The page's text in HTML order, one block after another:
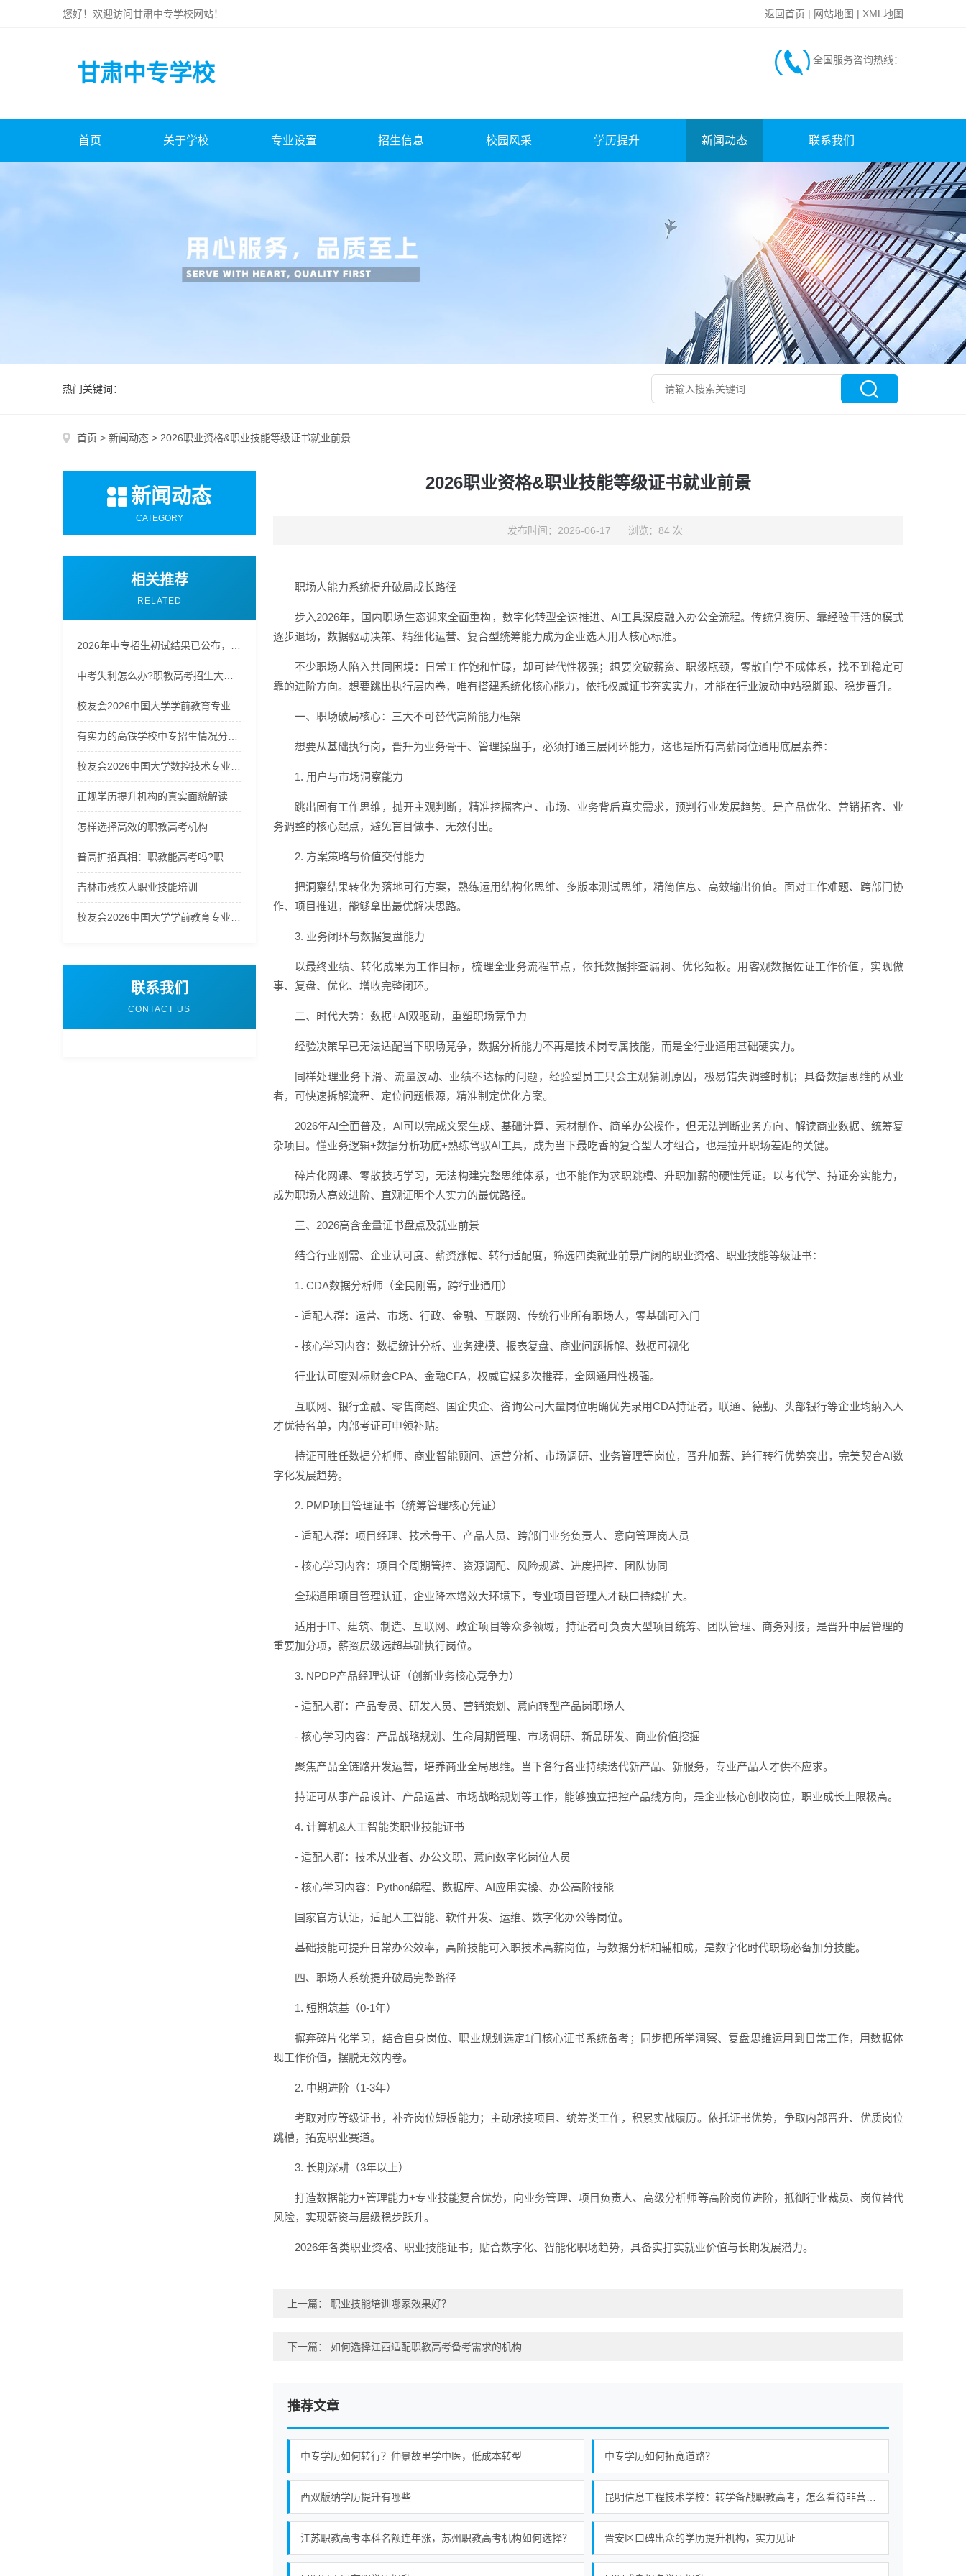
您好！欢迎访问甘肃中专学校网站！ 返回首页 | 网站地图 | XML地图
甘肃中专学校
全国服务咨询热线：
首页 关于学校 专业设置 招生信息 校园风采 学历提升 新闻动态 联系我们
热门关键词：
首页 > 新闻动态 > 2026职业资格&职业技能等级证书就业前景
新闻动态
CATEGORY
相关推荐
RELATED
正规学历提升机构的真实面貌解读
怎样选择高效的职教高考机构
吉林市残疾人职业技能培训
联系我们
CONTACT US
2026职业资格&职业技能等级证书就业前景
发布时间：2026-06-17 浏览：84 次
职场人能力系统提升破局成长路径
步入2026年，国内职场生态迎来全面重构，数字化转型全速推进、AI工具深度融入办公全流程。传统凭资历、靠经验干活的模式
逐步退场，数据驱动决策、精细化运营、复合型统筹能力成为企业选人用人核心标准。
不少职场人陷入共同困境：日常工作饱和忙碌，却可替代性极强；想要突破薪资、职级瓶颈，零散自学不成体系，找不到稳定可
靠的进阶方向。想要跳出执行层内卷，唯有搭建系统化核心能力，依托权威证书夯实实力，才能在行业波动中站稳脚跟、稳步晋升。
一、职场破局核心：三大不可替代高阶能力框架
想要从基础执行岗，晋升为业务骨干、管理操盘手，必须打通三层闭环能力，这也是所有高薪岗位通用底层素养：
1. 用户与市场洞察能力
跳出固有工作思维，抛开主观判断，精准挖掘客户、市场、业务背后真实需求，预判行业发展趋势。是产品优化、营销拓客、业
务调整的核心起点，避免盲目做事、无效付出。
2. 方案策略与价值交付能力
把洞察结果转化为落地可行方案，熟练运用结构化思维、多版本测试思维，精简信息、高效输出价值。面对工作难题、跨部门协
作、项目推进，能够拿出最优解决思路。
3. 业务闭环与数据复盘能力
以最终业绩、转化成果为工作目标，梳理全业务流程节点，依托数据排查漏洞、优化短板。用客观数据佐证工作价值，实现做
事、复盘、优化、增收完整闭环。
二、时代大势：数据+AI双驱动，重塑职场竞争力
经验决策早已无法适配当下职场竞争，数据分析能力不再是技术岗专属技能，而是全行业通用基础硬实力。
同样处理业务下滑、流量波动、业绩不达标的问题，经验型员工只会主观猜测原因，极易错失调整时机；具备数据思维的从业
者，可快速拆解流程、定位问题根源，精准制定优化方案。
2026年AI全面普及，AI可以完成文案生成、基础计算、素材制作、简单办公操作，但无法判断业务方向、解读商业数据、统筹复
杂项目。懂业务逻辑+数据分析功底+熟练驾驭AI工具，成为当下最吃香的复合型人才组合，也是拉开职场差距的关键。
碎片化网课、零散技巧学习，无法构建完整思维体系，也不能作为求职跳槽、升职加薪的硬性凭证。以考代学、持证夯实能力，
成为职场人高效进阶、直观证明个人实力的最优路径。
三、2026高含金量证书盘点及就业前景
结合行业刚需、企业认可度、薪资涨幅、转行适配度，筛选四类就业前景广阔的职业资格、职业技能等级证书：
1. CDA数据分析师（全民刚需，跨行业通用）
- 适配人群：运营、市场、行政、金融、互联网、传统行业所有职场人，零基础可入门
- 核心学习内容：数据统计分析、业务建模、报表复盘、商业问题拆解、数据可视化
行业认可度对标财会CPA、金融CFA，权威官媒多次推荐，全网通用性极强。
互联网、银行金融、零售商超、国企央企、咨询公司大量岗位明确优先录用CDA持证者，联通、德勤、头部银行等企业均纳入人
才优待名单，内部考证可申领补贴。
持证可胜任数据分析师、商业智能顾问、运营分析、市场调研、业务管理等岗位，晋升加薪、跨行转行优势突出，完美契合AI数
字化发展趋势。
2. PMP项目管理证书（统筹管理核心凭证）
- 适配人群：项目经理、技术骨干、产品人员、跨部门业务负责人、意向管理岗人员
- 核心学习内容：项目全周期管控、资源调配、风险规避、进度把控、团队协同
全球通用项目管理认证，企业降本增效大环境下，专业项目管理人才缺口持续扩大。
适用于IT、建筑、制造、互联网、政企项目等众多领域，持证者可负责大型项目统筹、团队管理、商务对接，是晋升中层管理的
重要加分项，薪资层级远超基础执行岗位。
3. NPDP产品经理认证（创新业务核心竞争力）
- 适配人群：产品专员、研发人员、营销策划、意向转型产品岗职场人
- 核心学习内容：产品战略规划、生命周期管理、市场调研、新品研发、商业价值挖掘
聚焦产品全链路开发运营，培养商业全局思维。当下各行各业持续迭代新产品、新服务，专业产品人才供不应求。
持证可从事产品设计、产品运营、市场战略规划等工作，能够独立把控产品线方向，是企业核心创收岗位，职业成长上限极高。
4. 计算机&人工智能类职业技能证书
- 适配人群：技术从业者、办公文职、意向数字化岗位人员
- 核心学习内容：Python编程、数据库、AI应用实操、办公高阶技能
国家官方认证，适配人工智能、软件开发、运维、数字化办公等岗位。
基础技能可提升日常办公效率，高阶技能可入职技术高薪岗位，与数据分析相辅相成，是数字化时代职场必备加分技能。
四、职场人系统提升破局完整路径
1. 短期筑基（0-1年）
摒弃碎片化学习，结合自身岗位、职业规划选定1门核心证书系统备考；同步把所学洞察、复盘思维运用到日常工作，用数据体
现工作价值，摆脱无效内卷。
2. 中期进阶（1-3年）
考取对应等级证书，补齐岗位短板能力；主动承接项目、统筹类工作，积累实战履历。依托证书优势，争取内部晋升、优质岗位
跳槽，拓宽职业赛道。
3. 长期深耕（3年以上）
打造数据能力+管理能力+专业技能复合优势，向业务管理、项目负责人、高级分析师等高阶岗位进阶，抵御行业裁员、岗位替代
风险，实现薪资与层级稳步跃升。
2026年各类职业资格、职业技能证书，贴合数字化、智能化职场趋势，具备实打实就业价值与长期发展潜力。
上一篇： 职业技能培训哪家效果好？
下一篇： 如何选择江西适配职教高考备考需求的机构
推荐文章
中专学历如何转行？仲景故里学中医，低成本转型 中专学历如何拓宽道路？
西双版纳学历提升有哪些
江苏职教高考本科名额连年涨，苏州职教高考机构如何选择？ 晋安区口碑出众的学历提升机构，实力见证